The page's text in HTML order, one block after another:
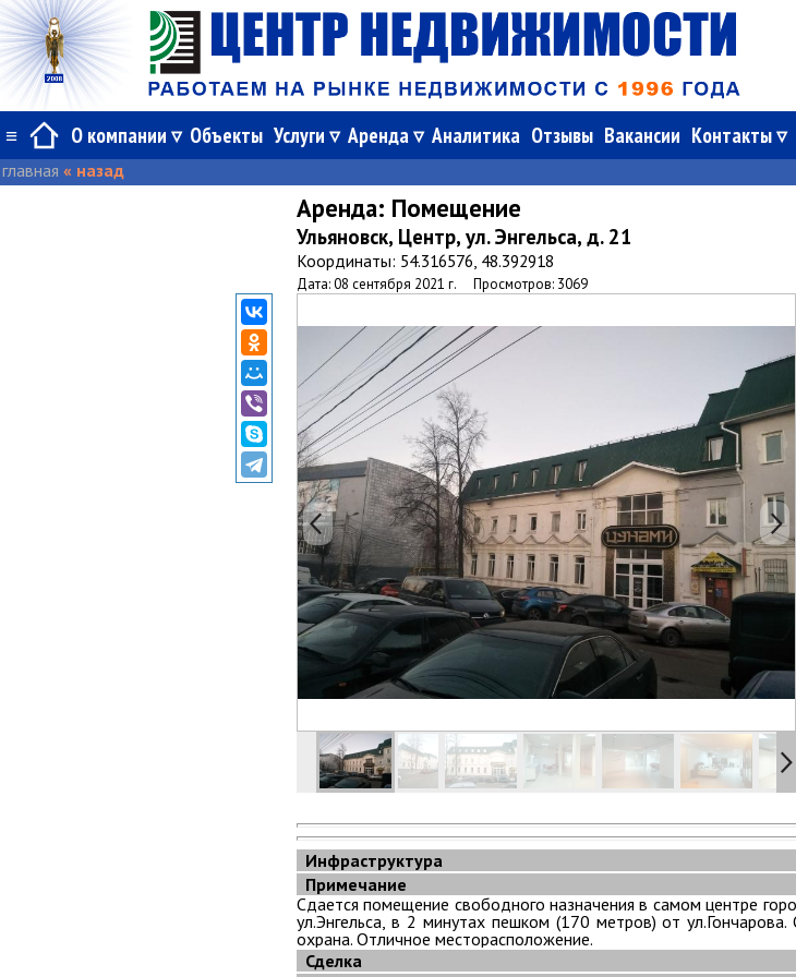
≡ О компании Объекты Услуги Аренда Аналитика Отзывы Вакансии Контакты
главная « назад
Аренда: Помещение
Ульяновск, Центр, ул. Энгельса, д. 21
Координаты: 54.316576, 48.392918
Дата: 08 сентября 2021 г. Просмотров: 3069
Инфраструктура
Примечание
Сдается помещение свободного назначения в самом центре
ул.Энгельса, в 2 минутах пешком (170 метров) от
охрана. Отличное месторасположение.
Сделка